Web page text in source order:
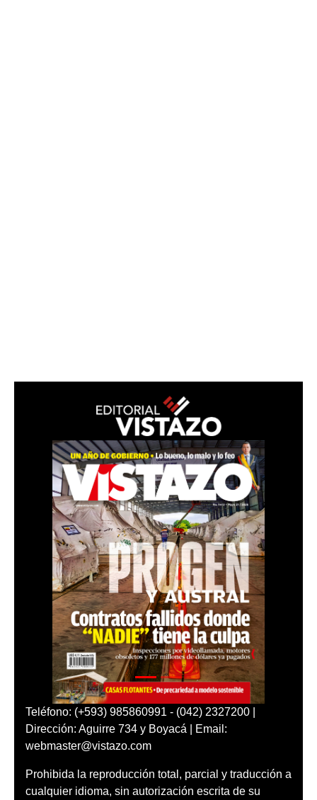
Teléfono: (+593) 985860991 - (042) 2327200 |
Dirección: Aguirre 734 y Boyacá | Email:
webmaster@vistazo.com
Prohibida la reproducción total, parcial y traducción a
cualquier idioma, sin autorización escrita de su